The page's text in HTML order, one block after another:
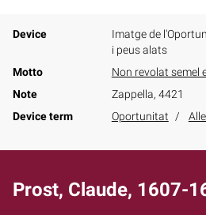
Device
Imatge de
i peus alats
Motto
Non revolat semel
Note
Zappella, 4421
Device term
Oportunitat
Prost, Claude, 1607-